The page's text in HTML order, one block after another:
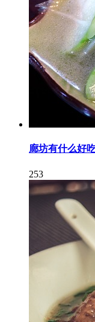
廊坊有什么好
253